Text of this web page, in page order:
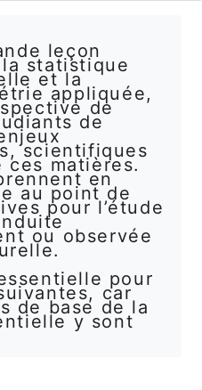
leçon
statistique
et la
appliquée,
de
de
scientifiques
matières.
en
au point de
pour l’étude
ou observée
pour
car
de base de la
y sont